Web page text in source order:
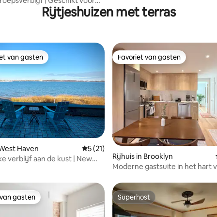
| In de buurt van NYC en
Rijtjeshuizen met terras
van 4,97 op 5, 62 recensies
van gasten
van gasten
Haven Gemiddelde beoordeling van 5 op 5, 21
5 (21)
verblijf aan de kust | New
Favoriet van gasten
Favoriet van gasten
Rijhuis in Brooklyn
Moderne gastsuite in het hart
gasten
gasten Superhost
Superhost